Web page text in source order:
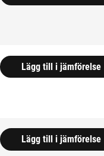
Lägg till i jämförelse
Lägg till i jämförelse